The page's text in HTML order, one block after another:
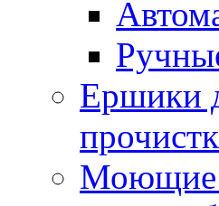
Ершики
Моющие